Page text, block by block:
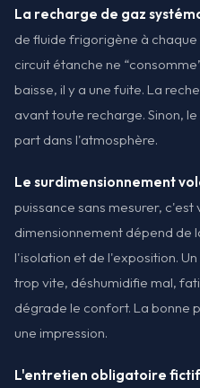
La recharge de gaz
de fluide frigorigène à chaque
circuit étanche ne
baisse, il y a une fuite. La
avant toute recharge. Sinon,
part dans l'atmosphère.
Le surdimensionnement
puissance sans mesurer, c'est
dimensionnement dépend de
l'isolation et de l'exposition.
trop vite, déshumidifie mal,
dégrade le confort. La bonne
une impression.
L'entretien obligatoire